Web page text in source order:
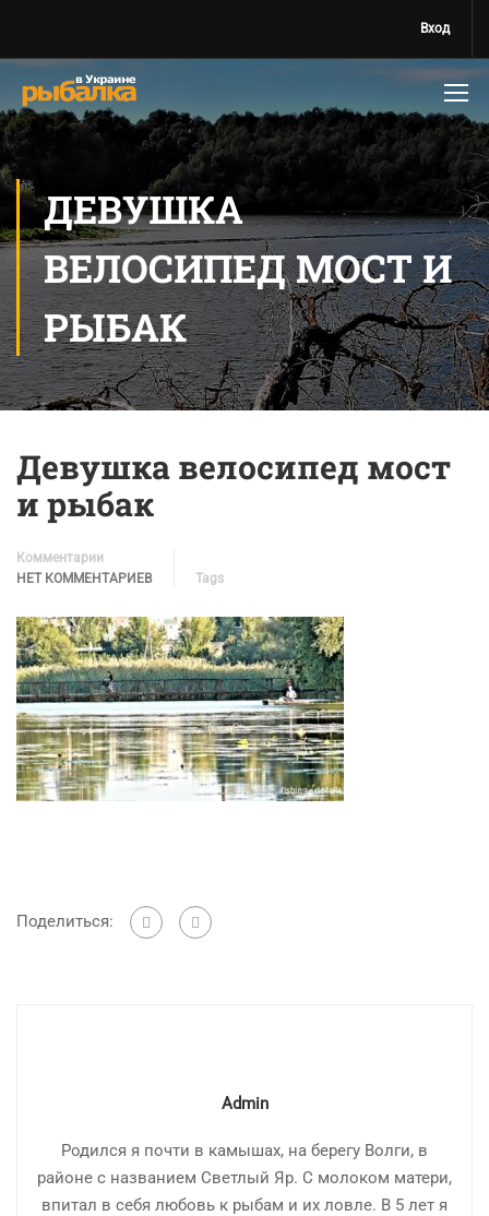
Вход
ДЕВУШКА
ВЕЛОСИПЕД МОСТ И
РЫБАК
Девушка велосипед мост
и рыбак
Комментарии
НЕТ КОММЕНТАРИЕВ
Tags
Поделиться:
Admin
Родился я почти в камышах, на берегу Волги, в
районе с названием Светлый Яр. С молоком матери,
впитал в себя любовь к рыбам и их ловле. В 5 лет я